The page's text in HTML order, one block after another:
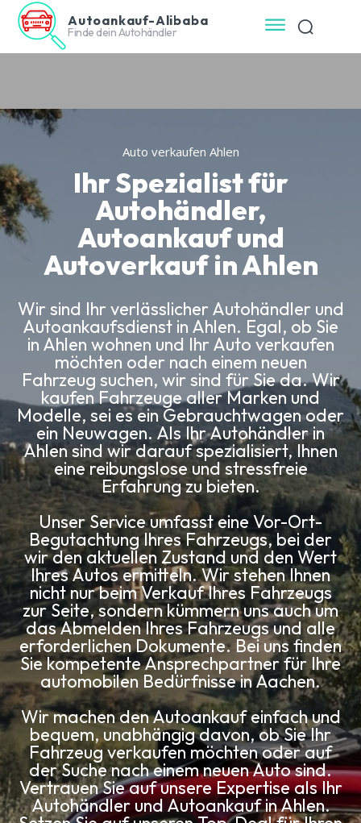
Autoankauf-Alibaba
Finde dein Autohändler
Auto verkaufen Ahlen
Ihr Spezialist für
Autohändler,
Autoankauf und
Autoverkauf in Ahlen
Wir sind Ihr verlässlicher Autohändler und
Autoankaufsdienst in Ahlen. Egal, ob Sie
in Ahlen wohnen und Ihr Auto verkaufen
möchten oder nach einem neuen
Fahrzeug suchen, wir sind für Sie da. Wir
kaufen Fahrzeuge aller Marken und
Modelle, sei es ein Gebrauchtwagen oder
ein Neuwagen. Als Ihr Autohändler in
Ahlen sind wir darauf spezialisiert, Ihnen
eine reibungslose und stressfreie
Erfahrung zu bieten.
Unser Service umfasst eine Vor-Ort-
Begutachtung Ihres Fahrzeugs, bei der
wir den aktuellen Zustand und den Wert
Ihres Autos ermitteln. Wir stehen Ihnen
nicht nur beim Verkauf Ihres Fahrzeugs
zur Seite, sondern kümmern uns auch um
das Abmelden Ihres Fahrzeugs und alle
erforderlichen Dokumente. Bei uns finden
Sie kompetente Ansprechpartner für Ihre
automobilen Bedürfnisse in Aachen.
Wir machen den Autoankauf einfach und
bequem, unabhängig davon, ob Sie Ihr
Fahrzeug verkaufen möchten oder auf
der Suche nach einem neuen Auto sind.
Vertrauen Sie auf unsere Expertise als Ihr
Autohändler und Autoankauf in Ahlen.